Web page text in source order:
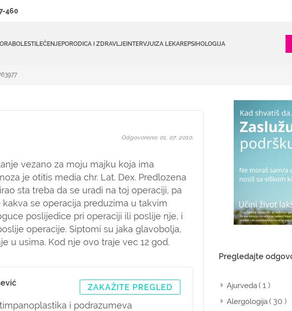
460
BOLESTILEČENJEPORODICA I ZDRAVLJEINTERVJUIZA LEKAREPSIHOLOGIJA
vezano za moju majku koja ima
je otitis media chr. Lat. Dex. Predlozena
sta treba da se uradi na toj operaciji, pa
se operacija preduzima u takvim
poslijedice pri operaciji ili poslije nje, i
operacije. Siptomi su jaka glavobolja,
u usima. Kod nje ovo traje vec 12 god.
Odgovoreno: 01. 07. 2010.
ZAKAŽITE PREGLED
i podrazumeva
Pregledajte
Ajurveda( 1 )
Alergologija( 30 )